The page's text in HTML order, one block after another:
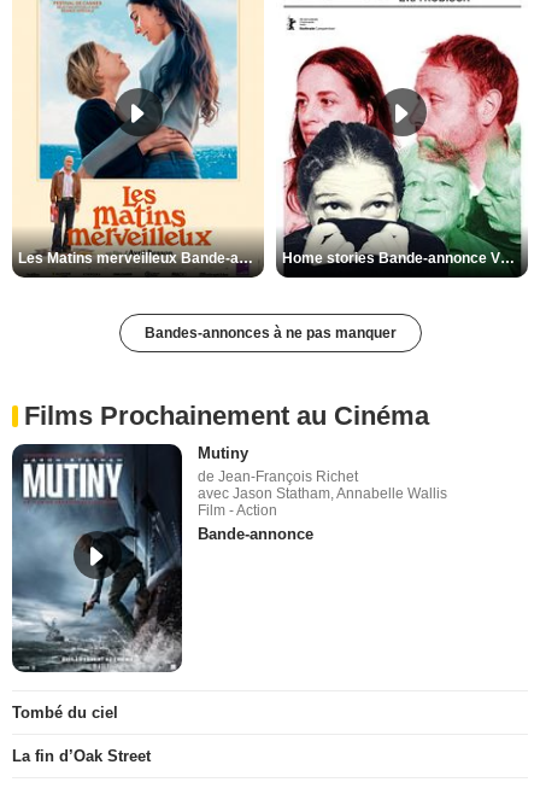
Les Matins merveilleux Bande-annonce VF Home stories Bande-annonce VO STFR
Bandes-annonces à ne pas manquer
Films Prochainement au Cinéma
Mutiny
de Jean-François Richet
avec Jason Statham, Annabelle Wallis
Film - Action
Bande-annonce
Tombé du ciel
La fin d’Oak Street